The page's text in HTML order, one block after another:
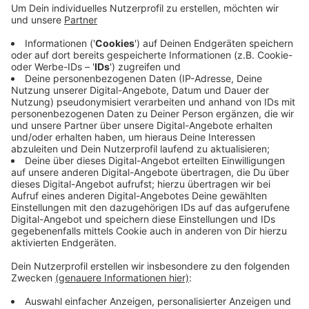
gelegt haben, jeweils im Keller. Bei zwei der Brände
gab es Verletzte. Angeklagt ist der 23-Jährige
wegen versuchten Mordes und Brandstiftung. Es
gab noch weitere ähnlich gelagerte Fälle im
vergangenen Jahr, die konnten die Ermittler dem
Mann aber offenbar nicht nachweisen. Das
Landgericht hat für den Prozess zehn
Verhandlungstage reserviert.
Veröffentlicht:Freitag, 19.06.2020 06:15
Anzeige